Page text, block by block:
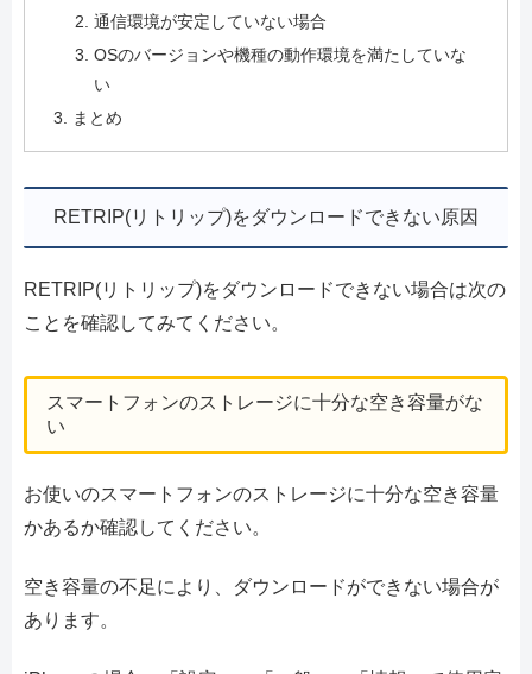
通信環境が安定していない場合
OSのバージョンや機種の動作環境を満たしていな
い
まとめ
RETRIP(リトリップ)をダウンロードできない原因
RETRIP(リトリップ)をダウンロードできない場合は次の
ことを確認してみてください。
スマートフォンのストレージに十分な空き容量がな
い
お使いのスマートフォンのストレージに十分な空き容量
かあるか確認してください。
空き容量の不足により、ダウンロードができない場合が
あります。